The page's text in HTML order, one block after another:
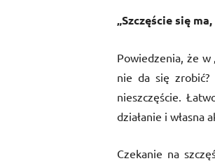
„Szczęście się
Powiedzenia, że w
nie da się
nieszczęście.
działanie i własna
Czekanie na